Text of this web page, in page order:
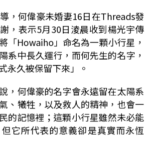
，何偉豪未婚妻16日在Threads發
，表示5月30日淩晨收到楊光宇傳
「Howaiho」命名為一顆小行星，
系中長久運行，而何先生的名字，
永久被保留下來」。
，何偉豪的名字會永遠留在太陽系
、犧牲，以及救人的精神，也會一
的記憶裡；這顆小行星雖然未必能
它所代表的意義卻是真實而永恆